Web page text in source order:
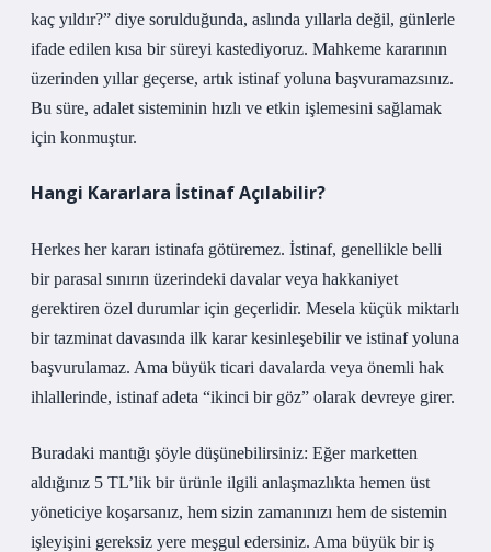
kaç yıldır?” diye sorulduğunda, aslında yıllarla değil, günlerle
ifade edilen kısa bir süreyi kastediyoruz. Mahkeme kararının
üzerinden yıllar geçerse, artık istinaf yoluna başvuramazsınız.
Bu süre, adalet sisteminin hızlı ve etkin işlemesini sağlamak
için konmuştur.
Hangi Kararlara İstinaf Açılabilir?
Herkes her kararı istinafa götüremez. İstinaf, genellikle belli
bir parasal sınırın üzerindeki davalar veya hakkaniyet
gerektiren özel durumlar için geçerlidir. Mesela küçük miktarlı
bir tazminat davasında ilk karar kesinleşebilir ve istinaf yoluna
başvurulamaz. Ama büyük ticari davalarda veya önemli hak
ihlallerinde, istinaf adeta “ikinci bir göz” olarak devreye girer.
Buradaki mantığı şöyle düşünebilirsiniz: Eğer marketten
aldığınız 5 TL’lik bir ürünle ilgili anlaşmazlıkta hemen üst
yöneticiye koşarsanız, hem sizin zamanınızı hem de sistemin
işleyişini gereksiz yere meşgul edersiniz. Ama büyük bir iş